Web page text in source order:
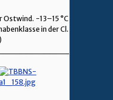
-13–15 °C
in der Cl.